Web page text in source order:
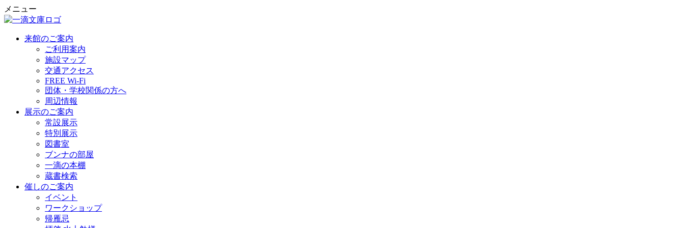
メニュー
来館のご案内
ご利用案内
施設マップ
交通アクセス
FREE Wi-Fi
団体・学校関係の方へ
周辺情報
展示のご案内
常設展示
特別展示
図書室
ブンナの部屋
一滴の本棚
蔵書検索
催しのご案内
イベント
ワークショップ
帰雁忌